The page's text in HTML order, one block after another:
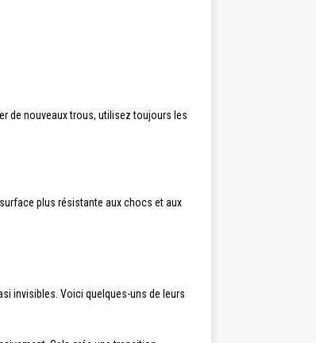
de nouveaux trous, utilisez toujours les
plus résistante aux chocs et aux
invisibles. Voici quelques-uns de leurs